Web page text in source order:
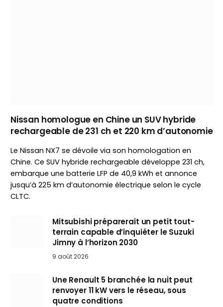
Nissan homologue en Chine un SUV hybride
rechargeable de 231 ch et 220 km d’autonomie
Le Nissan NX7 se dévoile via son homologation en
Chine. Ce SUV hybride rechargeable développe 231 ch,
embarque une batterie LFP de 40,9 kWh et annonce
jusqu’à 225 km d’autonomie électrique selon le cycle
CLTC.
Mitsubishi préparerait un petit tout-
terrain capable d’inquiéter le Suzuki
Jimny à l’horizon 2030
9 août 2026
Une Renault 5 branchée la nuit peut
renvoyer 11 kW vers le réseau, sous
quatre conditions